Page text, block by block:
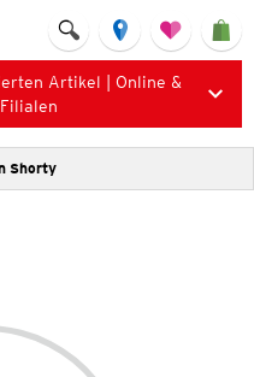
Artikel | Online &
Shorty